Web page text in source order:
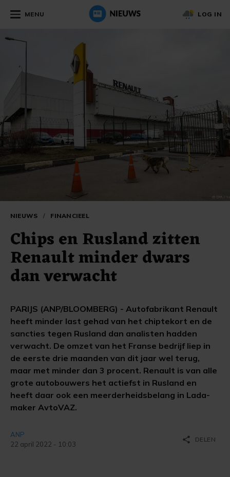
MENU LOG IN
NIEUWS / FINANCIEEL
Chips en Rusland zitten
Renault minder dwars
dan verwacht
PARIJS (ANP/BLOOMBERG) - Autofabrikant Renault
heeft minder last gehad van het chiptekort en de
sancties tegen Rusland dan analisten hadden
verwacht. De omzet van het Franse bedrijf liep in
de eerste drie maanden van dit jaar wel terug,
maar met minder dan 3 procent. Renault is van alle
grote autobouwers het actiefst in Rusland en
heeft daar ook een meerderheidsbelang in Lada-
maker AvtoVAZ.
ANP
22 april 2022 - 10:03
share DELEN